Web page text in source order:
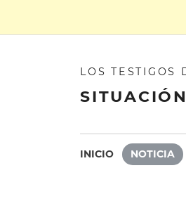
LOS TESTIGOS
INICIO NOTICIA